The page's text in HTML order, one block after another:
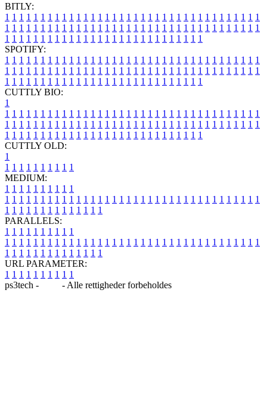
BITLY:
1 1 1 1 1 1 1 1 1 1 1 1 1 1 1 1 1 1 1 1 1 1 1 1 1 1 1 1 1 1 1 1 1 1 1 1
1 1 1 1 1 1 1 1 1 1 1 1 1 1 1 1 1 1 1 1 1 1 1 1 1 1 1 1 1 1 1 1 1 1 1 1
1 1 1 1 1 1 1 1 1 1 1 1 1 1 1 1 1 1 1 1 1 1 1 1 1 1 1 1
SPOTIFY:
1 1 1 1 1 1 1 1 1 1 1 1 1 1 1 1 1 1 1 1 1 1 1 1 1 1 1 1 1 1 1 1 1 1 1 1
1 1 1 1 1 1 1 1 1 1 1 1 1 1 1 1 1 1 1 1 1 1 1 1 1 1 1 1 1 1 1 1 1 1 1 1
1 1 1 1 1 1 1 1 1 1 1 1 1 1 1 1 1 1 1 1 1 1 1 1 1 1 1 1
CUTTLY BIO:
1
1 1 1 1 1 1 1 1 1 1 1 1 1 1 1 1 1 1 1 1 1 1 1 1 1 1 1 1 1 1 1 1 1 1 1 1
1 1 1 1 1 1 1 1 1 1 1 1 1 1 1 1 1 1 1 1 1 1 1 1 1 1 1 1 1 1 1 1 1 1 1 1
1 1 1 1 1 1 1 1 1 1 1 1 1 1 1 1 1 1 1 1 1 1 1 1 1 1 1 1
CUTTLY OLD:
1
1 1 1 1 1 1 1 1 1 1
MEDIUM:
1 1 1 1 1 1 1 1 1 1
1 1 1 1 1 1 1 1 1 1 1 1 1 1 1 1 1 1 1 1 1 1 1 1 1 1 1 1 1 1 1 1 1 1 1 1
1 1 1 1 1 1 1 1 1 1 1 1 1 1
PARALLELS:
1 1 1 1 1 1 1 1 1 1
1 1 1 1 1 1 1 1 1 1 1 1 1 1 1 1 1 1 1 1 1 1 1 1 1 1 1 1 1 1 1 1 1 1 1 1
1 1 1 1 1 1 1 1 1 1 1 1 1 1
URL PARAMETER:
1 1 1 1 1 1 1 1 1 1
ps3tech -
- Alle rettigheder forbeholdes